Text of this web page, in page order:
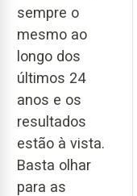
sempre o
mesmo ao
longo dos
últimos 24
anos e os
resultados
estão à vista.
Basta olhar
para as